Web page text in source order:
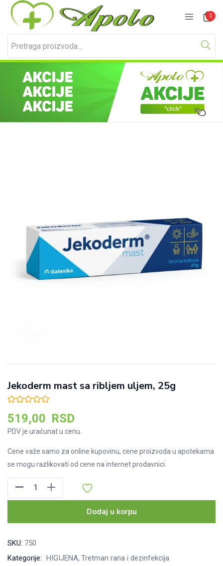
0
Prijavite se Registracija
Unesite svoje korisničko ime i lozinku za prijavu.
Jekoderm mast sa ribljem uljem, 25g
519,00 RSD
PDV je uračunat u cenu.
Cene važe samo za online kupovinu, cene proizvoda u apotekama
se mogu razlikovati od cene na internet prodavnici.
Jekoderm
mast
ribljem
količina
Dodaj u korpu
SKU: 750
Kategorije: HIGIJENA Tretman rana i dezinfekcija